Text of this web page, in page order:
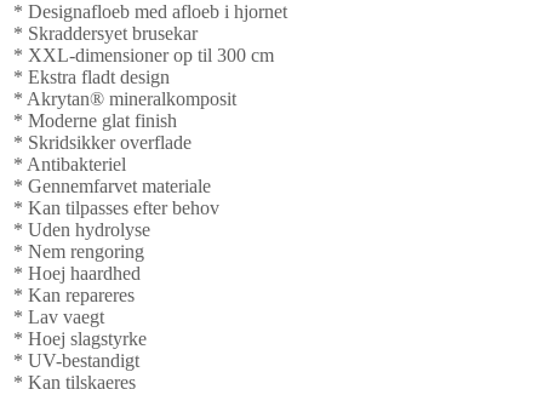
* Designafloeb med afloeb i hjornet
* Skraddersyet brusekar
* XXL-dimensioner op til 300 cm
* Ekstra fladt design
* Akrytan® mineralkomposit
* Moderne glat finish
* Skridsikker overflade
* Antibakteriel
* Gennemfarvet materiale
* Kan tilpasses efter behov
* Uden hydrolyse
* Nem rengoring
* Hoej haardhed
* Kan repareres
* Lav vaegt
* Hoej slagstyrke
* UV-bestandigt
* Kan tilskaeres